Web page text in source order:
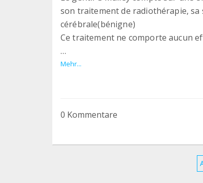
son traitement de radiothérapie,
cérébrale(bénigne)
Ce traitement ne comporte aucun
Chaque don est un pas en plus et le
Merci❤️❤️❤️❤️‍
Mehr...
0 Kommentare